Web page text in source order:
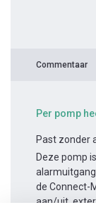
Commentaar
Per pomp
Past zonder
Deze pomp
de Connect-
aan/uit,